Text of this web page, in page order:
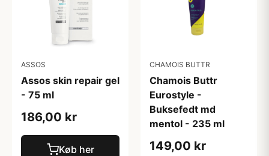
ASSOS
Assos skin repair gel
- 75 ml
186,00 kr
Køb her
CHAMOIS BUTTR
Chamois Buttr
Eurostyle -
Buksefedt md
mentol - 235 ml
149,00 kr